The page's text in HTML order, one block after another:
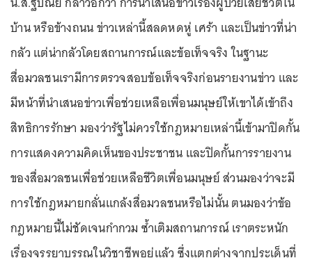
บ้าน หรือข้างถนน ข่าวเหล่านี้สลดหดหู่ เศร้า และเป็นข่าวที่น่า
กลัว แต่น่ากลัวโดยสถานการณ์และข้อเท็จจริง ในฐานะ
สื่อมวลชนเรามีการตรวจสอบข้อเท็จจริงก่อนรายงานข่าว และ
มีหน้าที่นำเสนอข่าวเพื่อช่วยเหลือเพื่อนมนุษย์ให้เขาได้เข้าถึง
สิทธิการรักษา มองว่ารัฐไม่ควรใช้กฎหมายเหล่านี้เข้ามาปิดกั้น
การแสดงความคิดเห็นของประชาชน และปิดกั้นการรายงาน
ของสื่อมวลชนเพื่อช่วยเหลือชีวิตเพื่อนมนุษย์ ส่วนมองว่าจะมี
การใช้กฎหมายกลั่นแกล้งสื่อมวลชนหรือไม่นั้น ตนมองว่าข้อ
กฎหมายนี้ไม่ชัดเจนกำกวม ซ้ำเติมสถานการณ์ เราตระหนัก
เรื่องจรรยาบรรณในวิชาชีพอยู่แล้ว ซึ่งแตกต่างจากประเด็นที่